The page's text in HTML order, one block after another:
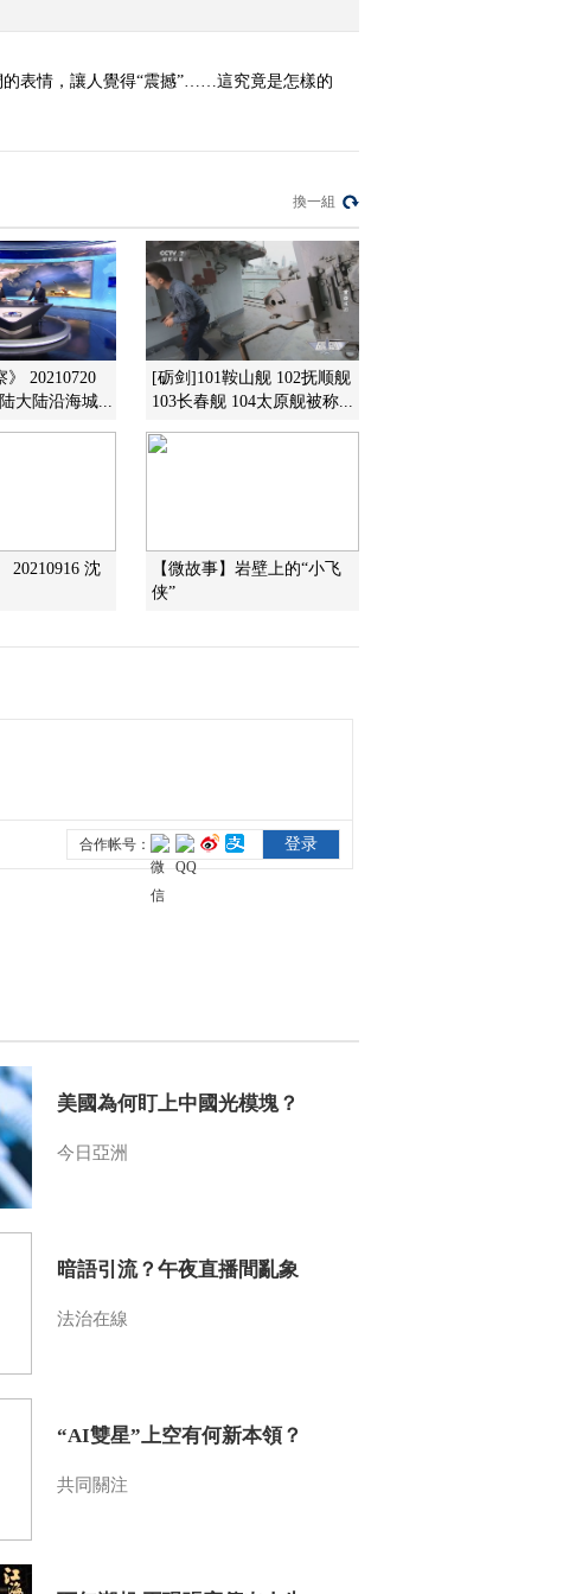
表情，讓人覺得“震撼”……這究竟是怎樣的
換一組
》 20210720
大陆沿海城...
[砺剑]101鞍山舰 102抚顺舰
103长春舰 104太原舰被称...
20210916 沈
【微故事】岩壁上的“小飞
侠”
美國為何盯上中國光模塊？
今日亞洲
暗語引流？午夜直播間亂象
法治在線
“AI雙星”上空有何新本領？
共同關注